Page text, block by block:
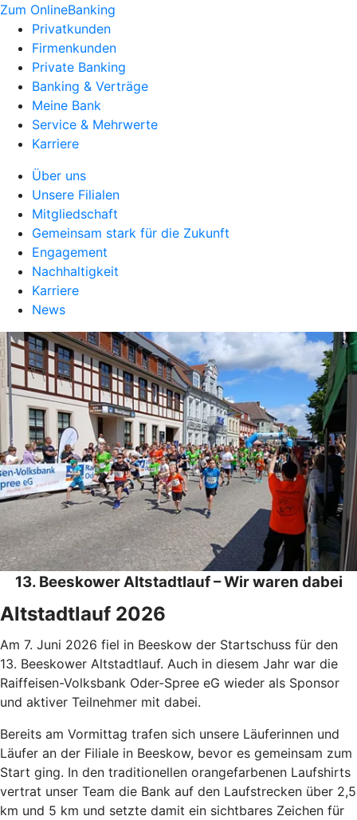
Zum OnlineBanking
Privatkunden
Firmenkunden
Private Banking
Banking & Verträge
Meine Bank
Service & Mehrwerte
Karriere
Über uns
Unsere Filialen
Mitgliedschaft
Gemeinsam stark für die Zukunft
Engagement
Nachhaltigkeit
Karriere
News
13. Beeskower Altstadtlauf – Wir waren dabei
Altstadtlauf 2026
Am 7. Juni 2026 fiel in Beeskow der Startschuss für den
13. Beeskower Altstadtlauf. Auch in diesem Jahr war die
Raiffeisen-Volksbank Oder-Spree eG wieder als Sponsor
und aktiver Teilnehmer mit dabei.
Bereits am Vormittag trafen sich unsere Läuferinnen und
Läufer an der Filiale in Beeskow, bevor es gemeinsam zum
Start ging. In den traditionellen orangefarbenen Laufshirts
vertrat unser Team die Bank auf den Laufstrecken über 2,5
km und 5 km und setzte damit ein sichtbares Zeichen für